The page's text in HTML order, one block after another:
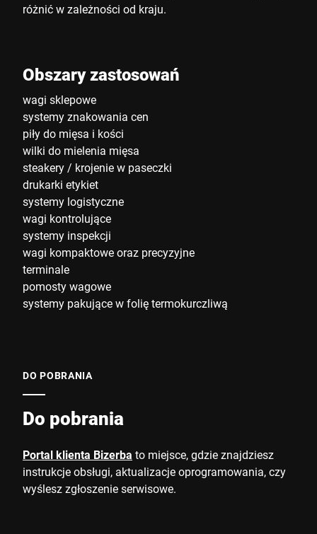
różnić w zależności od kraju.
Obszary zastosowań
wagi sklepowe
systemy znakowania cen
piły do mięsa i kości
wilki do mielenia mięsa
steakery / krojenie w paseczki
drukarki etykiet
systemy logistyczne
wagi kontrolujące
systemy inspekcji
wagi kompaktowe oraz precyzyjne
terminale
pomosty wagowe
systemy pakujące w folię termokurczliwą
DO POBRANIA
Do pobrania
Portal klienta Bizerba to miejsce, gdzie znajdziesz
instrukcje obsługi, aktualizacje oprogramowania, czy
wyślesz zgłoszenie serwisowe.